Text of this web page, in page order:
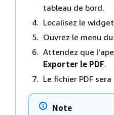
tableau de bord.
Localisez le
Ouvrez le menu
Attendez que
Exporter le PDF.
Le fichier PDF
Note